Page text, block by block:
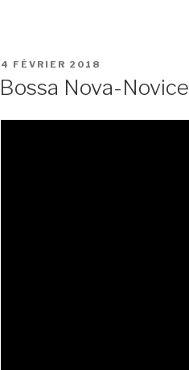
PUBLIÉ
4 FÉVRIER 2018
Bossa Nova-